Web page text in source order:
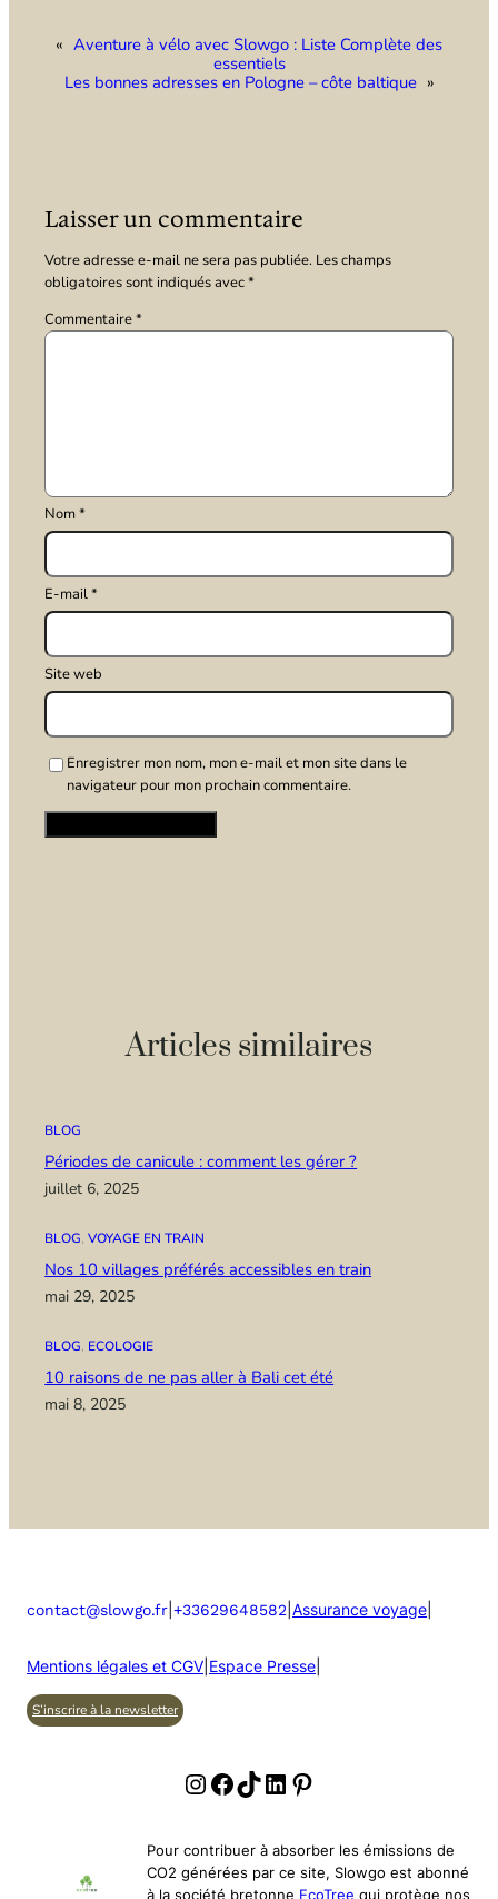
« Aventure à vélo avec Slowgo : Liste Complète des
essentiels
Les bonnes adresses en Pologne – côte baltique »
Laisser un commentaire
Votre adresse e-mail ne sera pas publiée. Les champs
obligatoires sont indiqués avec*
Commentaire*
Nom*
E-mail*
Site web
Enregistrer mon nom, mon e-mail et mon site dans le
navigateur pour mon prochain commentaire.
Articles similaires
BLOG
Périodes de canicule : comment les gérer ?
juillet 6, 2025
BLOG, VOYAGE EN TRAIN
Nos 10 villages préférés accessibles en train
mai 29, 2025
BLOG, ECOLOGIE
10 raisons de ne pas aller à Bali cet été
mai 8, 2025
contact@slowgo.fr +33629648582 Assurance voyage
Mentions légales et CGV Espace Presse
S’inscrire à la newsletter
Instagram
Facebook
TikTok
LinkedIn
Pinterest
Pour contribuer à absorber les émissions de
CO2 générées par ce site, Slowgo est abonné
à la société bretonne EcoTree qui protège nos